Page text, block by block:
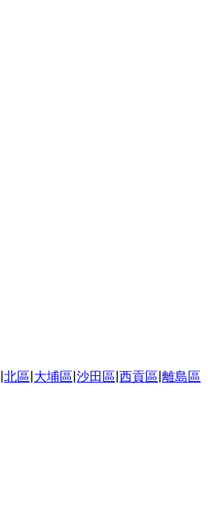
|北區|大埔區|沙田區|西貢區|離島區